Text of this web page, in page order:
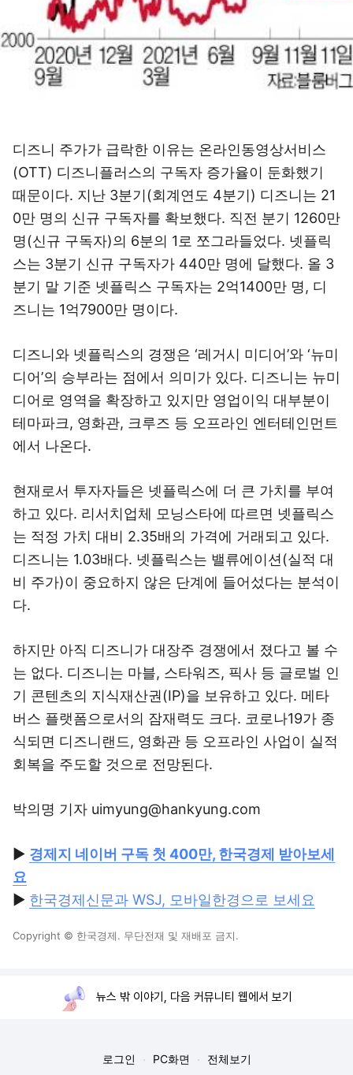
디즈니 주가가 급락한 이유는 온라인동영상서비스
(OTT) 디즈니플러스의 구독자 증가율이 둔화했기
때문이다. 지난 3분기(회계연도 4분기) 디즈니는 21
0만 명의 신규 구독자를 확보했다. 직전 분기 1260만
명(신규 구독자)의 6분의 1로 쪼그라들었다. 넷플릭
스는 3분기 신규 구독자가 440만 명에 달했다. 올 3
분기 말 기준 넷플릭스 구독자는 2억1400만 명, 디
즈니는 1억7900만 명이다.
디즈니와 넷플릭스의 경쟁은 ‘레거시 미디어’와 ‘뉴미
디어’의 승부라는 점에서 의미가 있다. 디즈니는 뉴미
디어로 영역을 확장하고 있지만 영업이익 대부분이
테마파크, 영화관, 크루즈 등 오프라인 엔터테인먼트
에서 나온다.
현재로서 투자자들은 넷플릭스에 더 큰 가치를 부여
하고 있다. 리서치업체 모닝스타에 따르면 넷플릭스
는 적정 가치 대비 2.35배의 가격에 거래되고 있다.
디즈니는 1.03배다. 넷플릭스는 밸류에이션(실적 대
비 주가)이 중요하지 않은 단계에 들어섰다는 분석이
다.
하지만 아직 디즈니가 대장주 경쟁에서 졌다고 볼 수
는 없다. 디즈니는 마블, 스타워즈, 픽사 등 글로벌 인
기 콘텐츠의 지식재산권(IP)을 보유하고 있다. 메타
버스 플랫폼으로서의 잠재력도 크다. 코로나19가 종
식되면 디즈니랜드, 영화관 등 오프라인 사업이 실적
회복을 주도할 것으로 전망된다.
박의명 기자 uimyung@hankyung.com
▶ 경제지 네이버 구독 첫 400만, 한국경제 받아보세
요
▶ 한국경제신문과 WSJ, 모바일한경으로 보세요
Copyright © 한국경제. 무단전재 및 재배포 금지.
뉴스 밖 이야기, 다음 커뮤니티 웹에서 보기
로그인 PC화면 전체보기